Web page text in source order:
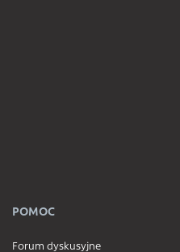
POMOC
Forum dyskusyjne